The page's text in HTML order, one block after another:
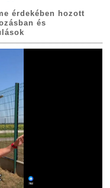
érdekében hozott
és